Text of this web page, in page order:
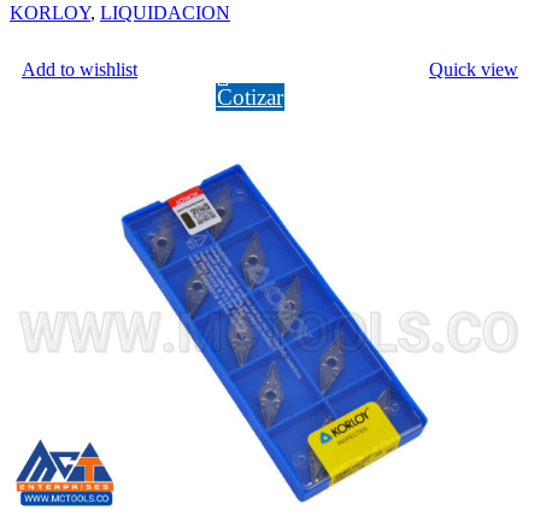
KORLOY, LIQUIDACION
Add to wishlist
Cotizar
Quick view